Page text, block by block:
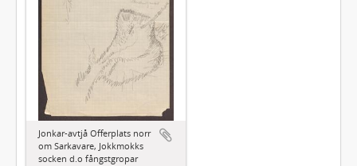
Jonkar-avtjå Offerplats norr
om Sarkavare, Jokkmokks
socken d.o fångstgropar